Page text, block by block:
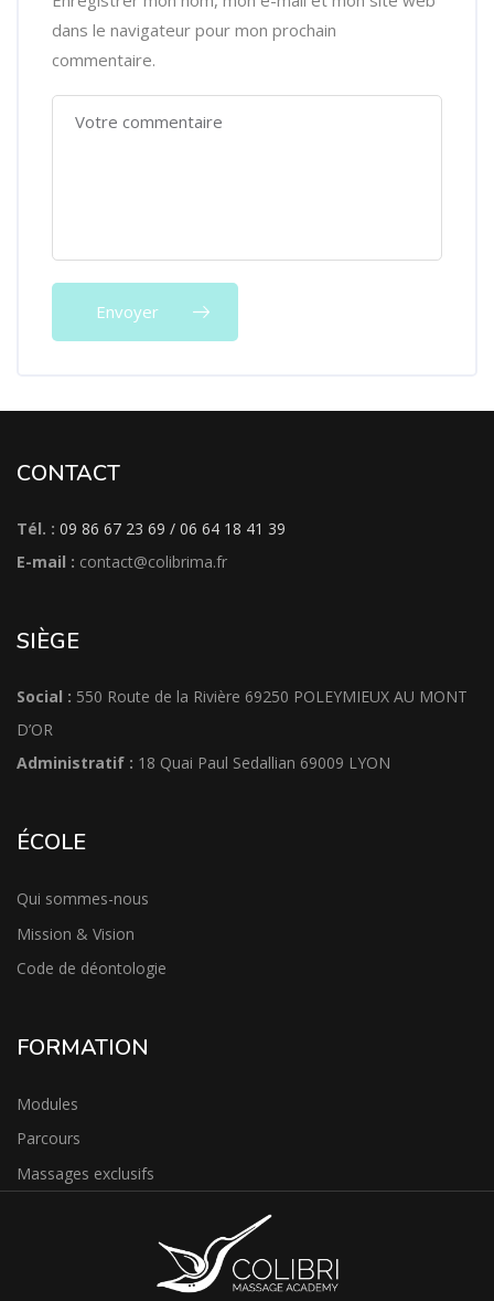
dans le navigateur pour mon prochain
commentaire.
CONTACT
Tél. : 09 86 67 23 69 / 06 64 18 41 39
E-mail : contact@colibrima.fr
SIÈGE
Social : 550 Route de la Rivière 69250 POLEYMIEUX AU MONT
D’OR
Administratif : 18 Quai Paul Sedallian 69009 LYON
ÉCOLE
Qui sommes-nous
Mission & Vision
Code de déontologie
FORMATION
Modules
Parcours
Massages exclusifs